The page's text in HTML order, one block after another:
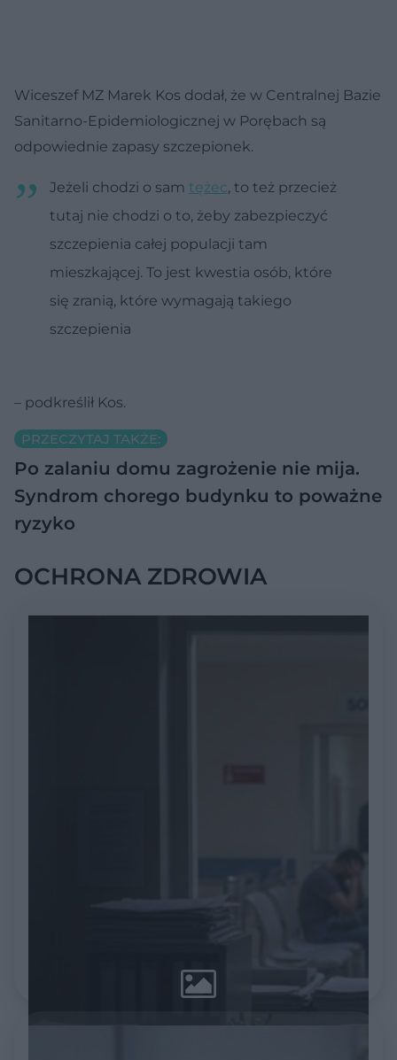
Wiceszef MZ Marek Kos dodał, że w Centralnej Bazie
Sanitarno-Epidemiologicznej w Porębach są
odpowiednie zapasy szczepionek.
Jeżeli chodzi o sam tężec, to też przecież
tutaj nie chodzi o to, żeby zabezpieczyć
szczepienia całej populacji tam
mieszkającej. To jest kwestia osób, które
się zranią, które wymagają takiego
szczepienia
– podkreślił Kos.
PRZECZYTAJ TAKŻE:
Po zalaniu domu zagrożenie nie mija.
Syndrom chorego budynku to poważne
ryzyko
OCHRONA ZDROWIA